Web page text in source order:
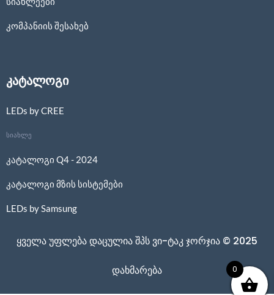
კომპანიის შესახებ
კატალოგი
LEDs by CREE
სიახლე
კატალოგი Q4 - 2024
კატალოგი მზის სისტემები
LEDs by Samsung
ყველა უფლება დაცულია შპს ვი-ტაკ ჯორჯია © 2025
დახმარება 0